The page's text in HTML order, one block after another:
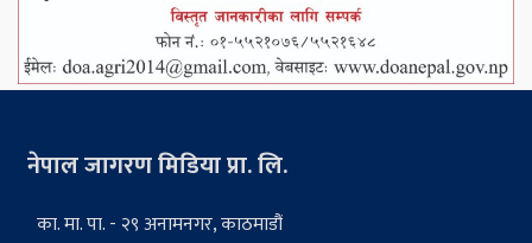
नेपाल जागरण मिडिया प्रा. लि.
का. मा. पा. - २९ अनामनगर, काठमाडौं